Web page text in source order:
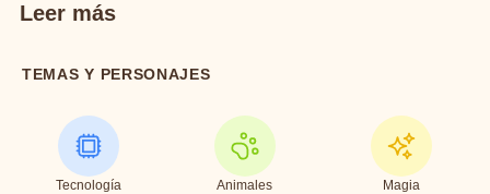
Leer más
TEMAS Y PERSONAJES
Tecnología Animales Magia